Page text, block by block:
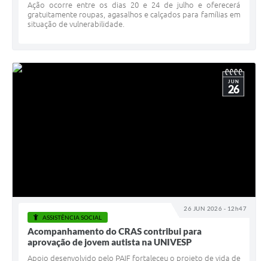
Ação ocorre entre os dias 20 e 24 de julho e oferecerá
gratuitamente roupas, agasalhos e calçados para famílias em
situação de vulnerabilidade.
26 JUN 2026 - 12h47
JUN
26
ASSISTÊNCIA SOCIAL
Acompanhamento do CRAS contribui para
aprovação de jovem autista na UNIVESP
Apoio desenvolvido pelo PAIF fortaleceu o projeto de vida de